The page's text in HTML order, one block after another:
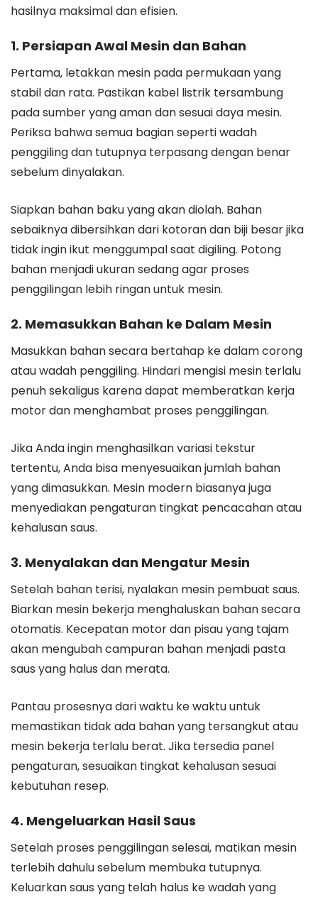
hasilnya maksimal dan efisien.
1. Persiapan Awal Mesin dan Bahan
Pertama, letakkan mesin pada permukaan yang
stabil dan rata. Pastikan kabel listrik tersambung
pada sumber yang aman dan sesuai daya mesin.
Periksa bahwa semua bagian seperti wadah
penggiling dan tutupnya terpasang dengan benar
sebelum dinyalakan.
Siapkan bahan baku yang akan diolah. Bahan
sebaiknya dibersihkan dari kotoran dan biji besar jika
tidak ingin ikut menggumpal saat digiling. Potong
bahan menjadi ukuran sedang agar proses
penggilingan lebih ringan untuk mesin.
2. Memasukkan Bahan ke Dalam Mesin
Masukkan bahan secara bertahap ke dalam corong
atau wadah penggiling. Hindari mengisi mesin terlalu
penuh sekaligus karena dapat memberatkan kerja
motor dan menghambat proses penggilingan.
Jika Anda ingin menghasilkan variasi tekstur
tertentu, Anda bisa menyesuaikan jumlah bahan
yang dimasukkan. Mesin modern biasanya juga
menyediakan pengaturan tingkat pencacahan atau
kehalusan saus.
3. Menyalakan dan Mengatur Mesin
Setelah bahan terisi, nyalakan mesin pembuat saus.
Biarkan mesin bekerja menghaluskan bahan secara
otomatis. Kecepatan motor dan pisau yang tajam
akan mengubah campuran bahan menjadi pasta
saus yang halus dan merata.
Pantau prosesnya dari waktu ke waktu untuk
memastikan tidak ada bahan yang tersangkut atau
mesin bekerja terlalu berat. Jika tersedia panel
pengaturan, sesuaikan tingkat kehalusan sesuai
kebutuhan resep.
4. Mengeluarkan Hasil Saus
Setelah proses penggilingan selesai, matikan mesin
terlebih dahulu sebelum membuka tutupnya.
Keluarkan saus yang telah halus ke wadah yang